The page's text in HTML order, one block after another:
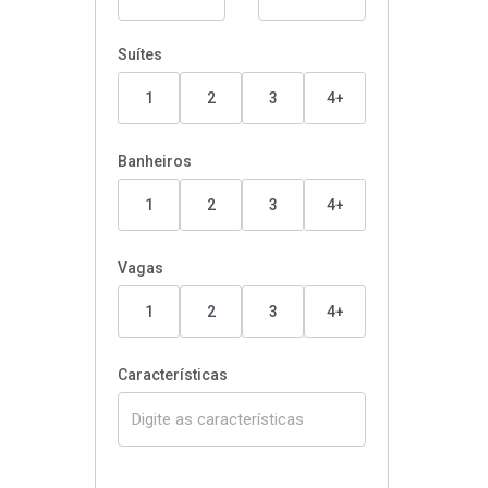
Suítes
1 2 3 4+
Banheiros
1 2 3 4+
Vagas
1 2 3 4+
Características